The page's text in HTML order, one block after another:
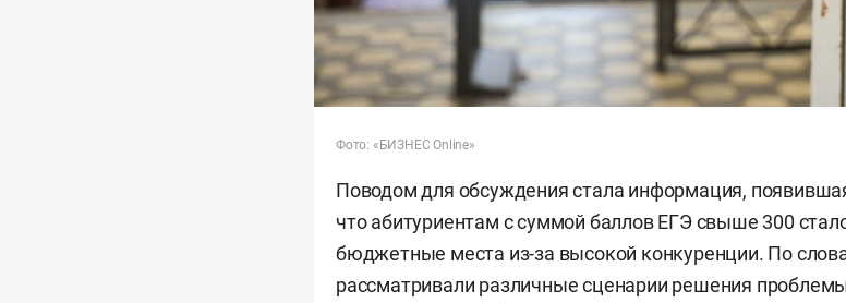
Фото: «БИЗНЕС Online»
Поводом для обсуждения стала информация,
что абитуриентам с суммой баллов ЕГЭ свыше 300
бюджетные места из-за высокой конкуренции. По
рассматривали различные сценарии решения